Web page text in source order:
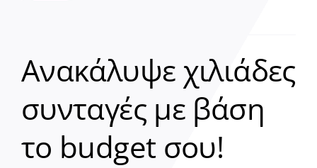
Ανακάλυψε χιλιάδες
συνταγές με βάση
το budget σου!